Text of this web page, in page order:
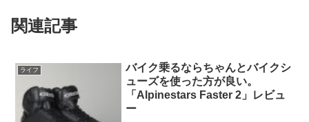
関連記事
ライフ
バイク乗るならちゃんとバイクシ
ューズを使った方が良い。
「Alpinestars Faster 2」レビュ
ー